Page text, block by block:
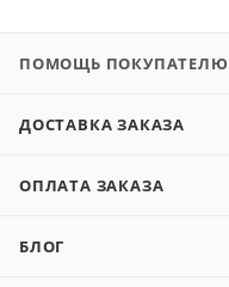
ПОМОЩЬ ПОКУПАТЕЛЮ
ДОСТАВКА ЗАКАЗА
ОПЛАТА ЗАКАЗА
БЛОГ